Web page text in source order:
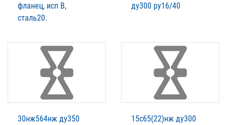
фланец, исп В,
сталь20.
ду300 ру16/40
30нж564нж ду350
15с65(22)нж ду300